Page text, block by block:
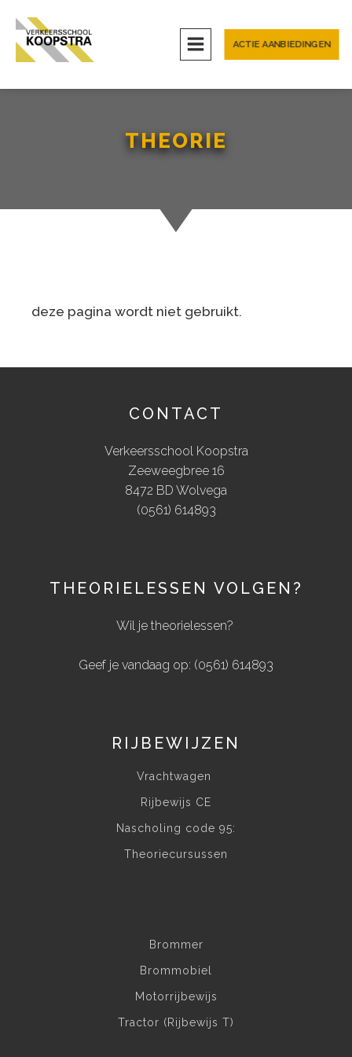
ACTIE AANBIEDINGEN
THEORIE
deze pagina wordt niet gebruikt.
CONTACT
Verkeersschool Koopstra
Zeeweegbree 16
8472 BD Wolvega
(0561) 614893
THEORIELESSEN VOLGEN?
Wil je theorielessen?
Geef je vandaag op: (0561) 614893
RIJBEWIJZEN
Vrachtwagen
Rijbewijs CE
Nascholing code 95:
Theoriecursussen
Brommer
Brommobiel
Motorrijbewijs
Tractor (Rijbewijs T)